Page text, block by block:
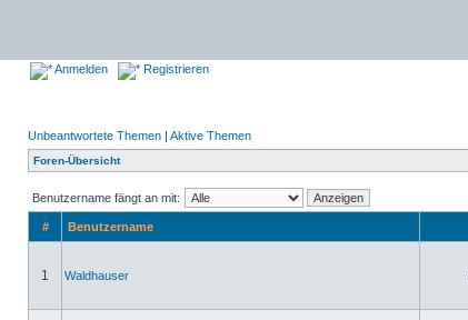
Anmelden Registrieren
Unbeantwortete Themen | Aktive Themen
Foren-Übersicht
Benutzername fängt an mit:
# Benutzername
1 Waldhauser